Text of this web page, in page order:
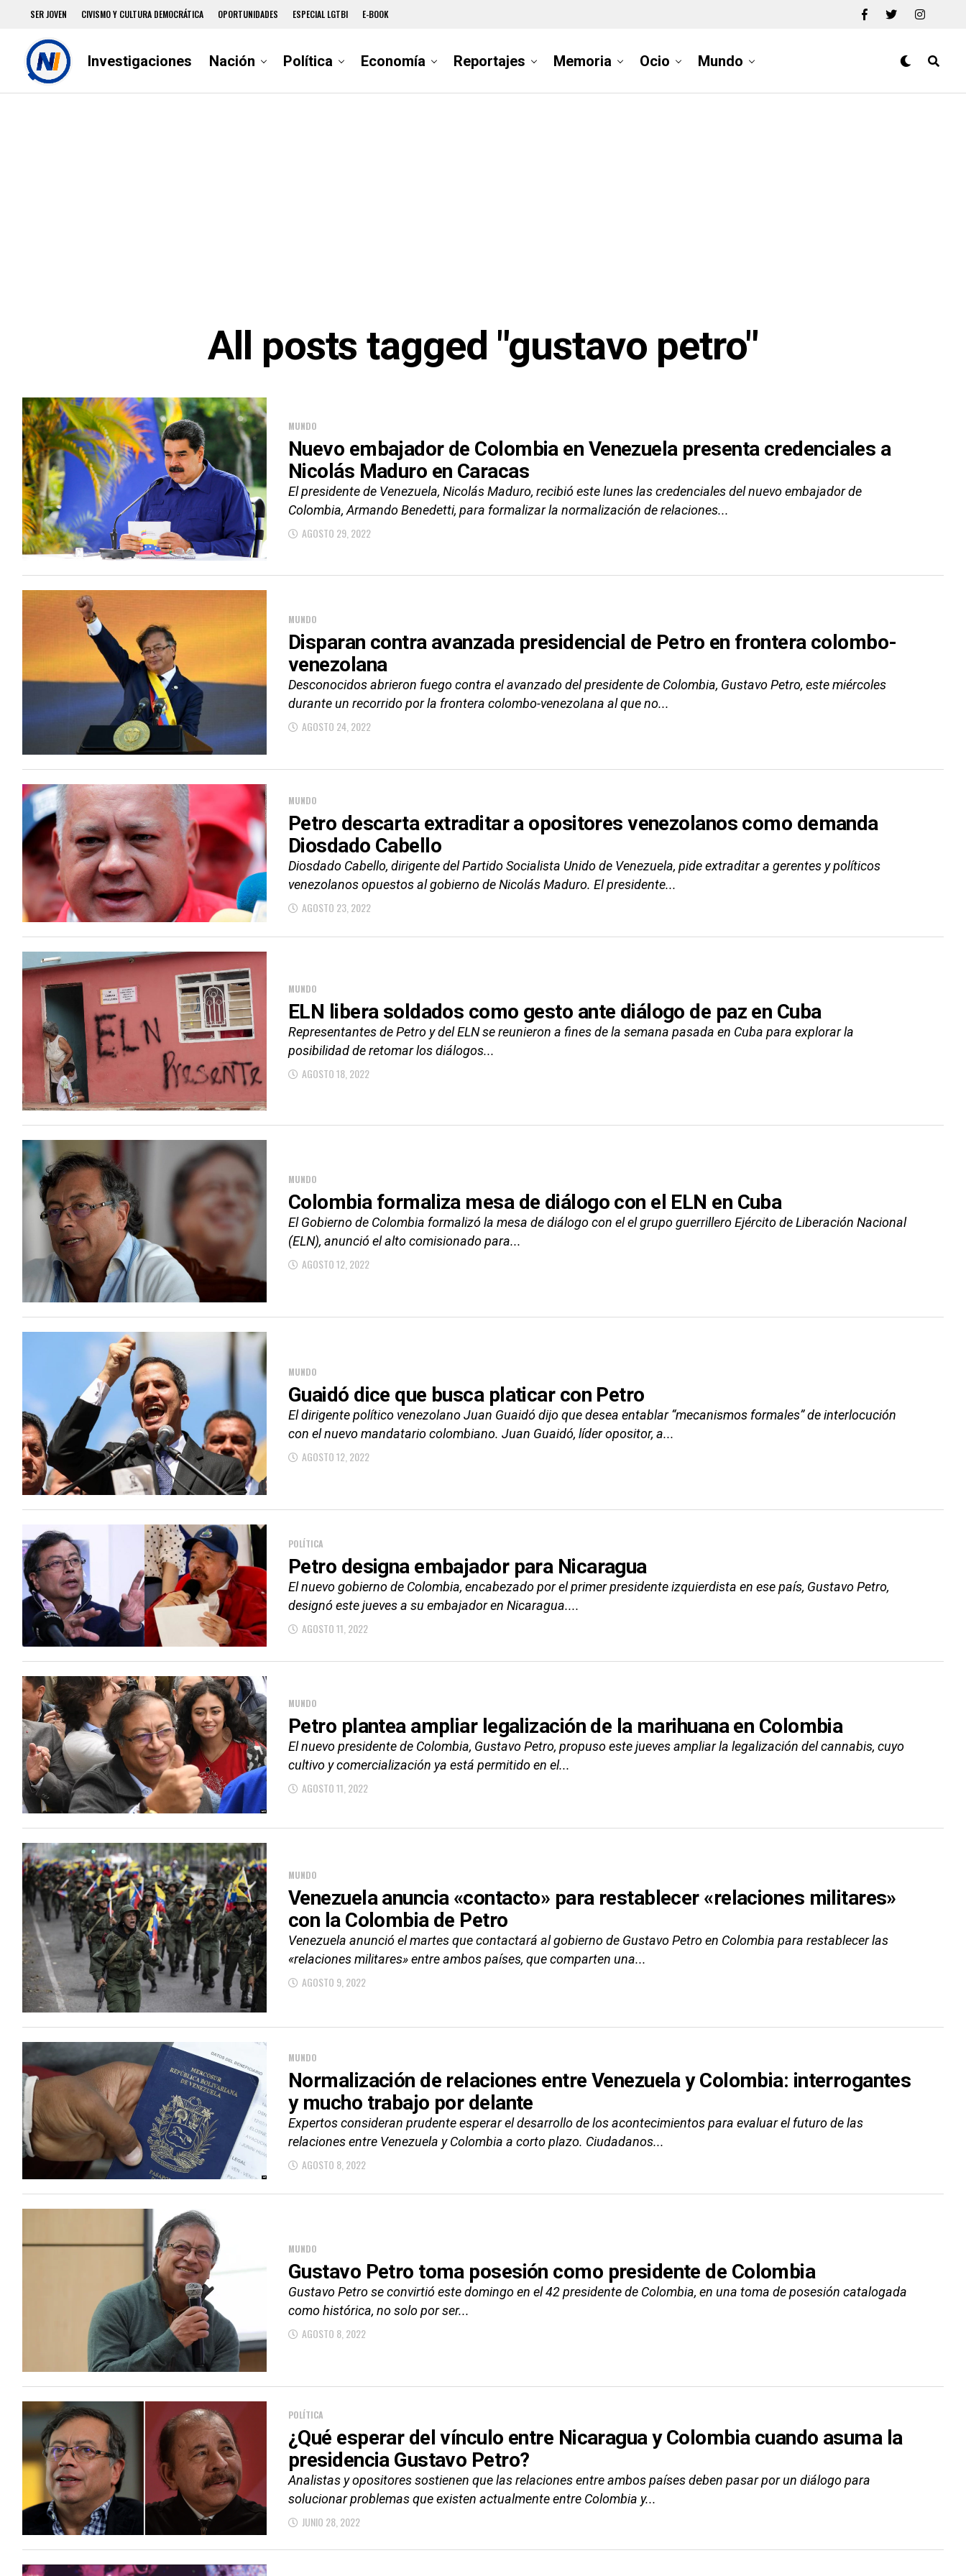
SER JOVEN CIVISMO Y CULTURA DEMOCRÁTICA OPORTUNIDADES ESPECIAL LGTBI E-BOOK
Investigaciones Nación Política Economía Reportajes Memoria Ocio Mundo
All posts tagged "gustavo petro"
MUNDO
Nuevo embajador de Colombia en Venezuela presenta credenciales a
Nicolás Maduro en Caracas
El presidente de Venezuela, Nicolás Maduro, recibió este lunes las credenciales del nuevo embajador de
Colombia, Armando Benedetti, para formalizar la normalización de relaciones...
AGOSTO 29, 2022
MUNDO
Disparan contra avanzada presidencial de Petro en frontera colombo-
venezolana
Desconocidos abrieron fuego contra el avanzado del presidente de Colombia, Gustavo Petro, este miércoles
durante un recorrido por la frontera colombo-venezolana al que no...
AGOSTO 24, 2022
MUNDO
Petro descarta extraditar a opositores venezolanos como demanda
Diosdado Cabello
Diosdado Cabello, dirigente del Partido Socialista Unido de Venezuela, pide extraditar a gerentes y políticos
venezolanos opuestos al gobierno de Nicolás Maduro. El presidente...
AGOSTO 23, 2022
MUNDO
ELN libera soldados como gesto ante diálogo de paz en Cuba
Representantes de Petro y del ELN se reunieron a fines de la semana pasada en Cuba para explorar la
posibilidad de retomar los diálogos...
AGOSTO 18, 2022
MUNDO
Colombia formaliza mesa de diálogo con el ELN en Cuba
El Gobierno de Colombia formalizó la mesa de diálogo con el el grupo guerrillero Ejército de Liberación Nacional
(ELN), anunció el alto comisionado para...
AGOSTO 12, 2022
MUNDO
Guaidó dice que busca platicar con Petro
El dirigente político venezolano Juan Guaidó dijo que desea entablar “mecanismos formales” de interlocución
con el nuevo mandatario colombiano. Juan Guaidó, líder opositor, a...
AGOSTO 12, 2022
POLÍTICA
Petro designa embajador para Nicaragua
El nuevo gobierno de Colombia, encabezado por el primer presidente izquierdista en ese país, Gustavo Petro,
designó este jueves a su embajador en Nicaragua....
AGOSTO 11, 2022
MUNDO
Petro plantea ampliar legalización de la marihuana en Colombia
El nuevo presidente de Colombia, Gustavo Petro, propuso este jueves ampliar la legalización del cannabis, cuyo
cultivo y comercialización ya está permitido en el...
AGOSTO 11, 2022
MUNDO
Venezuela anuncia «contacto» para restablecer «relaciones militares»
con la Colombia de Petro
Venezuela anunció el martes que contactará al gobierno de Gustavo Petro en Colombia para restablecer las
«relaciones militares» entre ambos países, que comparten una...
AGOSTO 9, 2022
MUNDO
Normalización de relaciones entre Venezuela y Colombia: interrogantes
y mucho trabajo por delante
Expertos consideran prudente esperar el desarrollo de los acontecimientos para evaluar el futuro de las
relaciones entre Venezuela y Colombia a corto plazo. Ciudadanos...
AGOSTO 8, 2022
MUNDO
Gustavo Petro toma posesión como presidente de Colombia
Gustavo Petro se convirtió este domingo en el 42 presidente de Colombia, en una toma de posesión catalogada
como histórica, no solo por ser...
AGOSTO 8, 2022
POLÍTICA
¿Qué esperar del vínculo entre Nicaragua y Colombia cuando asuma la
presidencia Gustavo Petro?
Analistas y opositores sostienen que las relaciones entre ambos países deben pasar por un diálogo para
solucionar problemas que existen actualmente entre Colombia y...
JUNIO 28, 2022